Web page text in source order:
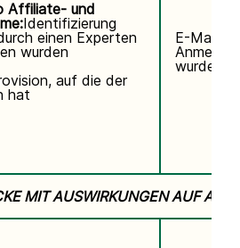
Affiliate- und
Identifizierung
einen Experten
wurden
auf die der
hat
E-Mail-
wurde.
MIT AUSWIRKUNGEN AUF